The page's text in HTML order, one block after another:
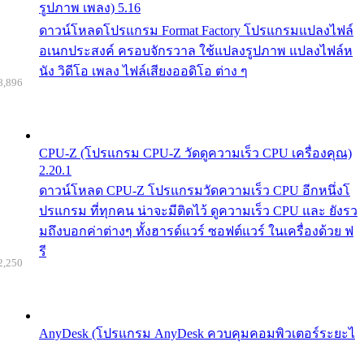
รูปภาพ เพลง) 5.16
ดาวน์โหลดโปรแกรม Format Factory โปรแกรมแปลงไฟล์
อเนกประสงค์ ครอบจักรวาล ใช้แปลงรูปภาพ แปลงไฟล์ห
นัง วิดีโอ เพลง ไฟล์เสียงออดิโอ ต่าง ๆ
CPU-Z (โปรแกรม CPU-Z วัดดูความเร็ว CPU เครื่องคุณ)
2.20.1
ดาวน์โหลด CPU-Z โปรแกรมวัดความเร็ว CPU อีกหนึ่งโ
ปรแกรม ที่ทุกคน น่าจะมีติดไว้ ดูความเร็ว CPU และ ยังรว
มถึงบอกค่าต่างๆ ทั้งฮารด์แวร์ ซอฟต์แวร์ ในเครื่องด้วย ฟ
รี
AnyDesk (โปรแกรม AnyDesk ควบคุมคอมพิวเตอร์ระยะไ